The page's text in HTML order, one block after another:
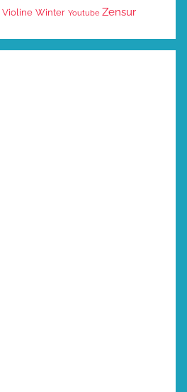
Violine Winter Youtube Zensur